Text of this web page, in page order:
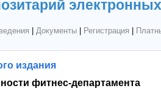
Документы| Регистрация
издания
фитнес-департамента